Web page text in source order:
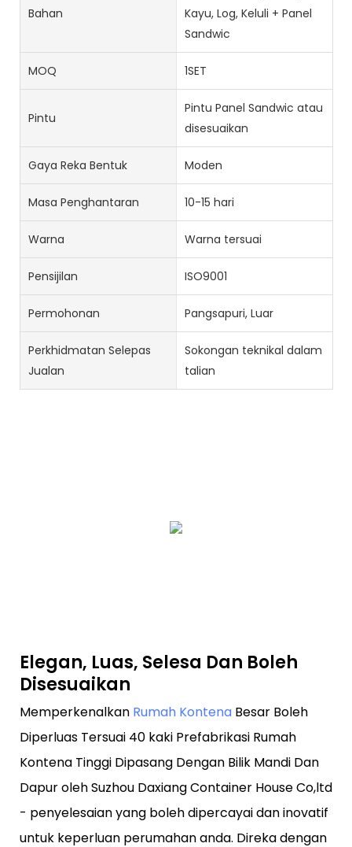
Bahan
Kayu, Log, Keluli + Panel
Sandwic
MOQ 1SET
Pintu
Pintu Panel Sandwic atau
disesuaikan
Gaya Reka Bentuk Moden
Masa Penghantaran 10-15 hari
Warna Warna tersuai
Pensijilan ISO9001
Permohonan Pangsapuri, Luar
Perkhidmatan Selepas
Jualan
Sokongan teknikal dalam
talian
Elegan, Luas, Selesa Dan Boleh
Disesuaikan
Memperkenalkan Rumah Kontena Besar Boleh
Diperluas Tersuai 40 kaki Prefabrikasi Rumah
Kontena Tinggi Dipasang Dengan Bilik Mandi Dan
Dapur oleh Suzhou Daxiang Container House Co,ltd
- penyelesaian yang boleh dipercayai dan inovatif
untuk keperluan perumahan anda. Direka dengan